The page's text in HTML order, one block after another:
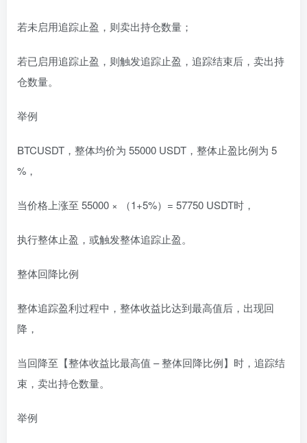
若未启用追踪止盈，则卖出持仓数量；
若已启用追踪止盈，则触发追踪止盈，追踪结束后，卖出持
仓数量。
举例
BTCUSDT，整体均价为 55000 USDT，整体止盈比例为 5
%，
当价格上涨至 55000 × （1+5%）= 57750 USDT时，
执行整体止盈，或触发整体追踪止盈。
整体回降比例
整体追踪盈利过程中，整体收益比达到最高值后，出现回
降，
当回降至【整体收益比最高值 – 整体回降比例】时，追踪结
束，卖出持仓数量。
举例